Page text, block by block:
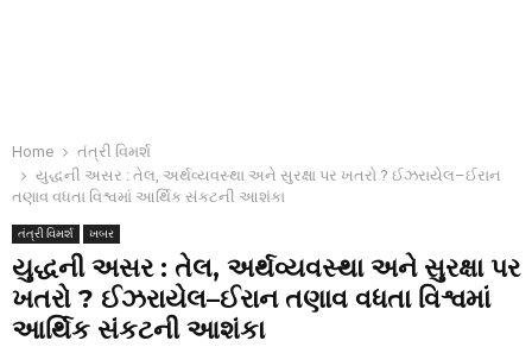
Home
તંત્રી વિમર્શ
યુદ્ધની અસર : તેલ, અર્થવ્યવસ્થા અને સુરક્ષા પર ખતરો ? ઈઝરાયેલ–ઈરાન
તણાવ વધતા વિશ્વમાં આર્થિક સંકટની આશંકા
તંત્રી વિમર્શ ખબર
યુદ્ધની અસર : તેલ, અર્થવ્યવસ્થા અને સુરક્ષા પર
ખતરો ? ઈઝરાયેલ–ઈરાન તણાવ વધતા વિશ્વમાં
આર્થિક સંકટની આશંકા